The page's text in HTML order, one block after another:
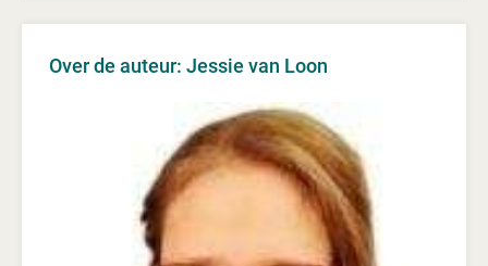
Over de auteur: Jessie van Loon